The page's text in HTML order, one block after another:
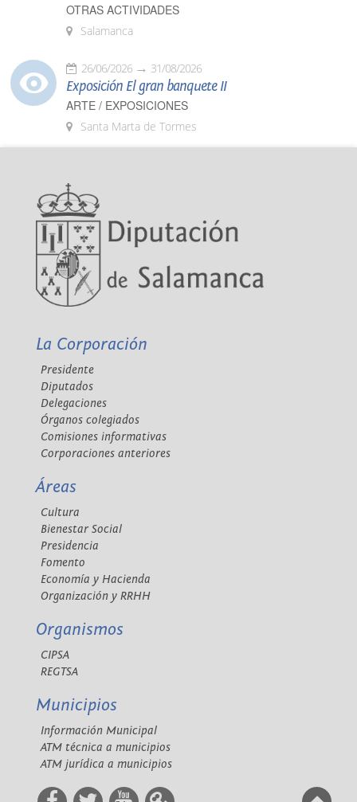
OTRAS ACTIVIDADES
Salamanca
26/06/2026 31/08/2026
Exposición El gran banquete II
ARTE / EXPOSICIONES
Santa Marta de Tormes
La Corporación
Presidente
Diputados
Delegaciones
Órganos colegiados
Comisiones informativas
Corporaciones anteriores
Áreas
Cultura
Bienestar Social
Presidencia
Fomento
Economía y Hacienda
Organización y RRHH
Organismos
CIPSA
REGTSA
Municipios
Información Municipal
ATM técnica a municipios
ATM jurídica a municipios